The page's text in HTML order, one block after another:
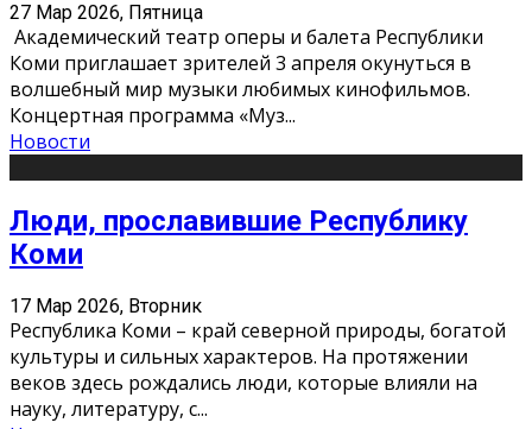
27 Мар 2026, Пятница
Академический театр оперы и балета Республики
Коми приглашает зрителей 3 апреля окунуться в
волшебный мир музыки любимых кинофильмов.
Концертная программа «Муз...
Новости
Люди, прославившие Республику
Коми
17 Мар 2026, Вторник
Республика Коми – край северной природы, богатой
культуры и сильных характеров. На протяжении
веков здесь рождались люди, которые влияли на
науку, литературу, с...